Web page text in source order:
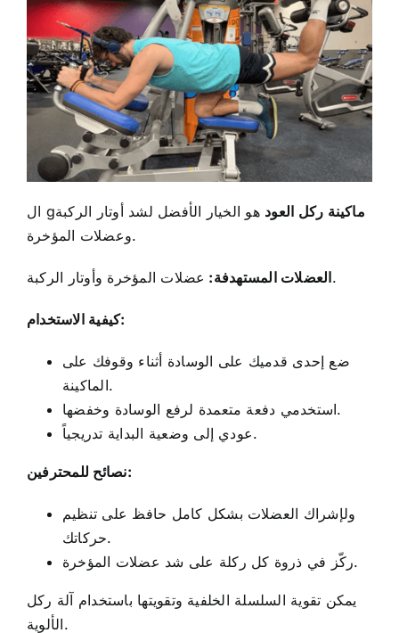
ال g ماكينة ركل العود هو الخيار الأفضل لشد أوتار الركبة
وعضلات المؤخرة.
العضلات المستهدفة:عضلات المؤخرة وأوتار الركبة.
كيفية الاستخدام:
ضع إحدى قدميك على الوسادة أثناء وقوفك على
الماكينة.
استخدمي دفعة متعمدة لرفع الوسادة وخفضها.
عودي إلى وضعية البداية تدريجياً.
نصائح للمحترفين:
ولإشراك العضلات بشكل كامل حافظ على تنظيم
حركاتك.
ركّز في ذروة كل ركلة على شد عضلات المؤخرة.
يمكن تقوية السلسلة الخلفية وتقويتها باستخدام آلة ركل
الألوية.